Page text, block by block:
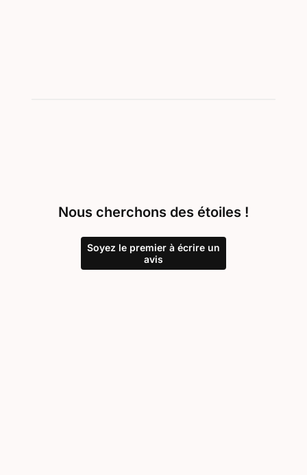
Nous cherchons des étoiles !
Soyez le premier à écrire un
avis